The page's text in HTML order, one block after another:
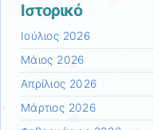
Ιστορικό
Ιούλιος 2026
Μάιος 2026
Απρίλιος 2026
Μάρτιος 2026